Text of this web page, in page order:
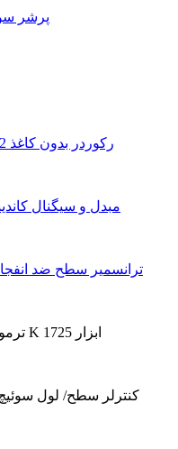
پرشر
رکوردر بدون کاغذ 12 کانال ورودی انواع سنسور ابزار 369
مبدل و سیگنال
ترانسمیر سطح ضد انفجار
ترمومتر لیزری آلمانی با ترموکوپل خارجی K ابزار 1725
کنترلر سطح/ لول سوئیچ